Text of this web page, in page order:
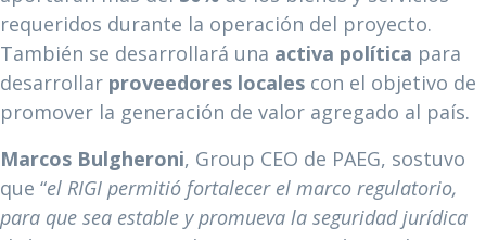
requeridos durante la operación del proyecto.
También se desarrollará una activa política para
desarrollar proveedores locales con el objetivo de
promover la generación de valor agregado al país.
Marcos Bulgheroni, Group CEO de PAEG, sostuvo
que “el RIGI permitió fortalecer el marco regulatorio,
para que sea estable y promueva la seguridad jurídica